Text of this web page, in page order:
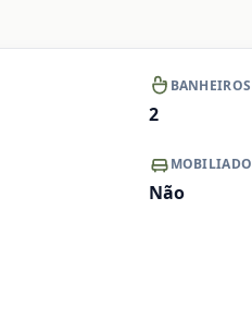
BANHEIROS
2
MOBILIADO
Não